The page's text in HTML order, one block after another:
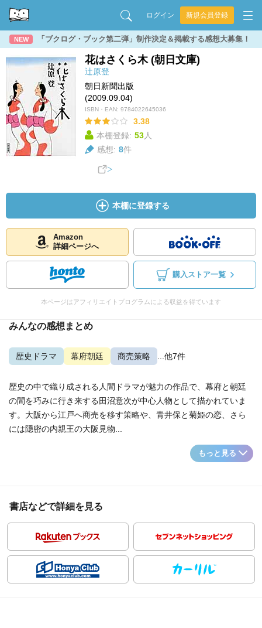
ログイン 新規会員登録
NEW 「ブクログ・ブック第二弾」制作決定＆掲載する感想大募集！
花はさくら木 (朝日文庫)
辻原登
朝日新聞出版
(2009.09.04)
ISBN・EAN: 9784022645036
3.38
本棚登録: 53人
感想: 8件
本棚に登録する
Amazon
詳細ページへ
購入ストア一覧
本ページはアフィリエイトプログラムによる収益を得ています
みんなの感想まとめ
歴史ドラマ 幕府朝廷 商売策略 ...他7件
歴史の中で織り成される人間ドラマが魅力の作品で、幕府と朝廷
の間を巧みに行き来する田沼意次が中心人物として描かれていま
す。大阪から江戸へ商売を移す策略や、青井保と菊姫の恋、さら
には隠密の内親王の大阪見物...
もっと見る
書店などで詳細を見る